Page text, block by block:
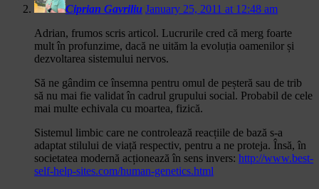
Ciprian Gavriliu January 25, 2011 at 12:48 am
Adrian, frumos scris articol. Lucrurile cred că merg foarte
mult în profunzime, dacă ne uităm la evoluția oamenilor și
dezvoltarea sistemului nervos.
Să ne gândim ce însemna pentru omul de peșteră sau de trib
să nu mai fie validat în cadrul grupului social. Probabil de cele
mai multe echivala cu moartea, fizică.
Sistemul limbic care ne controlează reacțiile de bază s-a
adaptat stilului de viață respectiv, pentru a ne proteja. Însă, în
societatea modernă acționează în sens invers: http://www.best-
self-help-sites.com/human-genetics.html